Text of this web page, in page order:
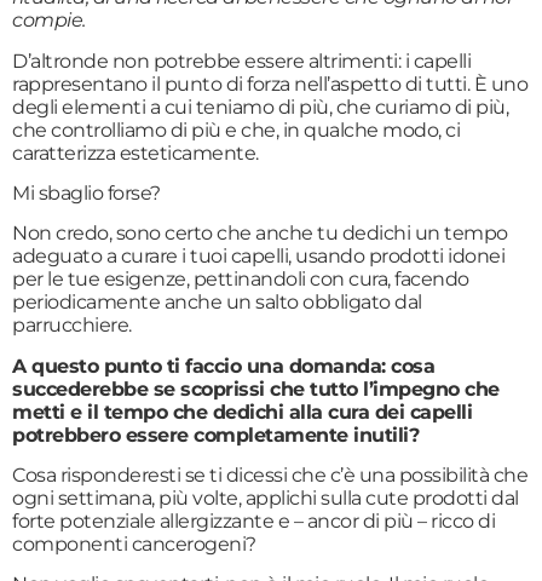
compie.
D’altronde non potrebbe essere altrimenti: i capelli
rappresentano il punto di forza nell’aspetto di tutti. È uno
degli elementi a cui teniamo di più, che curiamo di più,
che controlliamo di più e che, in qualche modo, ci
caratterizza esteticamente.
Mi sbaglio forse?
Non credo, sono certo che anche tu dedichi un tempo
adeguato a curare i tuoi capelli, usando prodotti idonei
per le tue esigenze, pettinandoli con cura, facendo
periodicamente anche un salto obbligato dal
parrucchiere.
A questo punto ti faccio una domanda: cosa
succederebbe se scoprissi che tutto l’impegno che
metti e il tempo che dedichi alla cura dei capelli
potrebbero essere completamente inutili?
Cosa risponderesti se ti dicessi che c’è una possibilità che
ogni settimana, più volte, applichi sulla cute prodotti dal
forte potenziale allergizzante e – ancor di più – ricco di
componenti cancerogeni?